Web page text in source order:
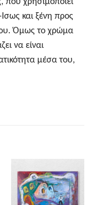
Ισως και ξένη προς
Όμως το χρώμα
να είναι
μέσα του,